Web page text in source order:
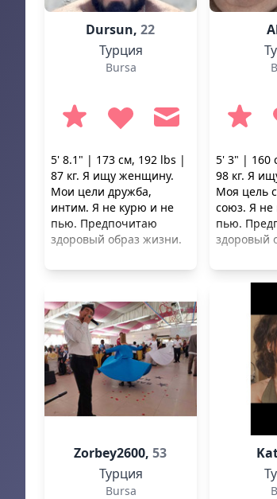
Dursun,22
Турция
Bursa
5' 8.1" | 173 см, 192 lbs |
87 кг. Я ищу женщину.
Мои цели дружба,
интим. Я не курю и не
пью. Предпочитаю
здоровый образ жизни.
5' 3" | 160
98 кг. Я
Моя цель
союз. Я
пью.
здоровый
Zorbey2600,53
Турция
Bursa